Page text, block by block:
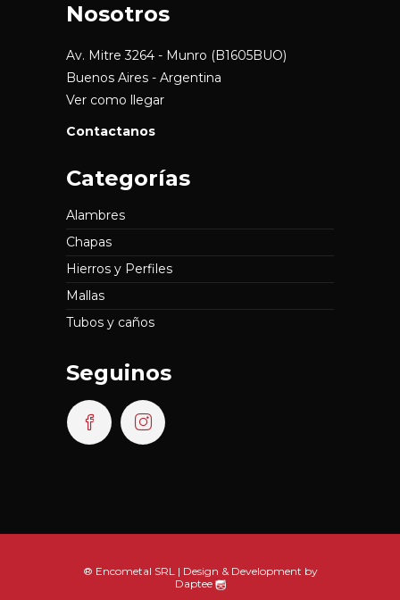
Nosotros
Av. Mitre 3264 - Munro (B1605BUO)
Buenos Aires - Argentina
Ver como llegar
Contactanos
Categorías
Alambres
Chapas
Hierros y Perfiles
Mallas
Tubos y caños
Seguinos
® Encometal SRL | Design & Development by
Daptee